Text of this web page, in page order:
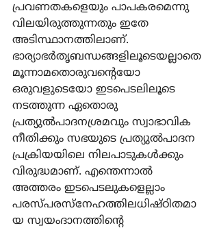
പ്രവണതകളെയും പാപകരമെന്നു
വിലയിരുത്തുന്നതും ഇതേ
അടിസ്ഥാനത്തിലാണ്.
ഭാര്യാഭര്‍തൃബന്ധങ്ങളിലൂടെയല്ലാതെ
മൂന്നാമതൊരുവന്‍റെയോ
ഒരുവളുടെയോ ഇടപെടലിലൂടെ
നടത്തുന്ന ഏതൊരു
പ്രത്യുല്‍പാദനശ്രമവും സ്വാഭാവിക
നീതിക്കും സഭയുടെ പ്രത്യുല്‍പാദന
പ്രക്രിയയിലെ നിലപാടുകള്‍ക്കും
വിരുദ്ധമാണ്. എന്തെന്നാല്‍
അത്തരം ഇടപെടലുകളെല്ലാം
പരസ്പരസ്നേഹത്തിലധിഷ്ഠിതമാ
യ സ്വയംദാനത്തിന്‍റെ